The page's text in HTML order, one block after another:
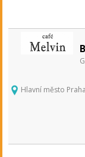
Hlavní město Praha